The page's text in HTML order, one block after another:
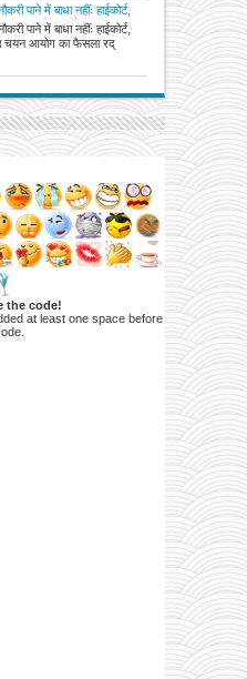
पाने में बाधा नहींः हाईकोर्ट,
चयन आयोग का फैसला रद्द
पाने में बाधा नहींः हाईकोर्ट,
चयन आयोग का फैसला रद्
the code!
at least one space before